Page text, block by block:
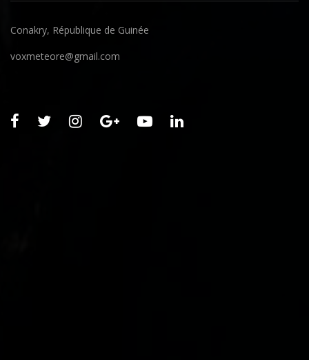
Conakry, République de Guinée
voxmeteore@gmail.com